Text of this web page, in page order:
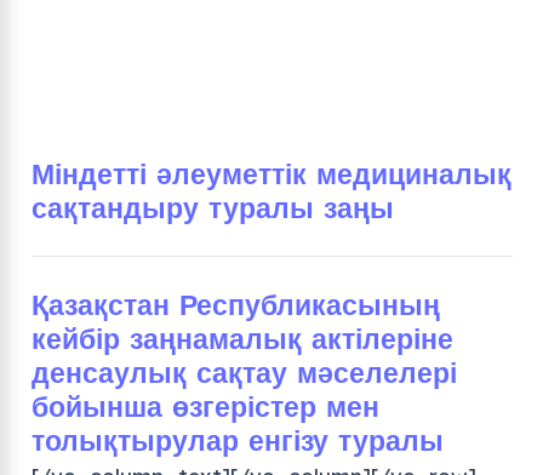
Міндетті әлеуметтік медициналық
сақтандыру туралы заңы
Қазақстан Республикасының
кейбір заңнамалық актілеріне
денсаулық сақтау мәселелері
бойынша өзгерістер мен
толықтырулар енгізу туралы